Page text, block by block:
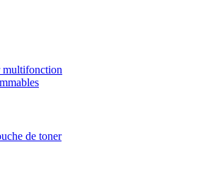
multifonction
de toner